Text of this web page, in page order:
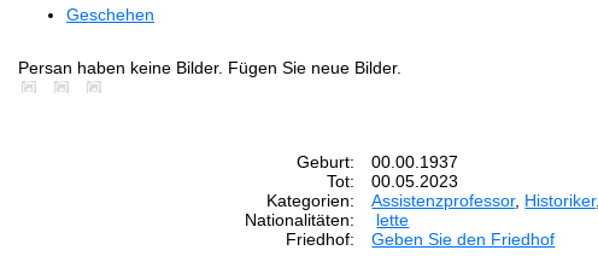
Geschehen
Persan haben keine Bilder. Fügen Sie neue Bilder.
Geburt:
00.00.1937
Tot:
00.05.2023
Kategorien:
Assistenzprofessor, Historiker,
Nationalitäten:
lette
Friedhof:
Geben Sie den Friedhof